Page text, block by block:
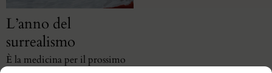
L’anno del
surrealismo
È la medicina per il prossimo